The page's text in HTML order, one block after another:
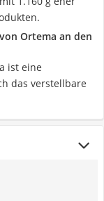
Ortema an den
ist eine
das verstellbare